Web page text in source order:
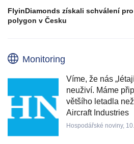
FlyinDiamonds získali schválení
polygon v Česku
Monitoring
Víme, že nás
neuživí. Máme
většího letadla
Aircraft Industries
Hospodářské noviny,